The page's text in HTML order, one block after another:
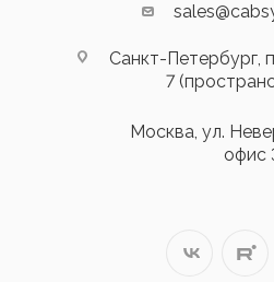
Санкт-Петербург,
7
Москва, ул.
офис